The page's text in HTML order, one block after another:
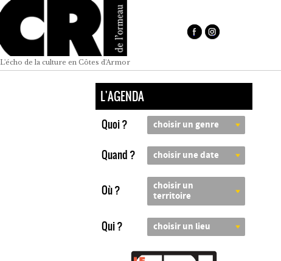
L'écho de la culture en Côtes d'Armor
L'AGENDA
Quoi ? choisir un genre
Quand ? choisir une date
Où ?
choisir un
territoire
Qui ? choisir un lieu